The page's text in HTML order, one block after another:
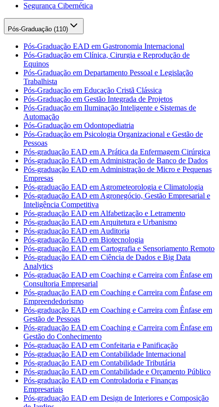
Segurança Cibernética
Pós-Graduação (110)
Pós-Graduação EAD em Gastronomia Internacional
Pós-Graduação em Clínica, Cirurgia e Reprodução de
Equinos
Pós-Graduação em Departamento Pessoal e Legislação
Trabalhista
Pós-Graduação em Educação Cristã Clássica
Pós-Graduação em Gestão Integrada de Projetos
Pós-Graduação em Iluminação Inteligente e Sistemas de
Automação
Pós-Graduação em Odontopediatria
Pós-Graduação em Psicologia Organizacional e Gestão de
Pessoas
Pós-graduação EAD em A Prática da Enfermagem Cirúrgica
Pós-graduação EAD em Administração de Banco de Dados
Pós-graduação EAD em Administração de Micro e Pequenas
Empresas
Pós-graduação EAD em Agrometeorologia e Climatologia
Pós-graduação EAD em Agronegócio, Gestão Empresarial e
Inteligência Competitiva
Pós-graduação EAD em Alfabetização e Letramento
Pós-graduação EAD em Arquitetura e Urbanismo
Pós-graduação EAD em Auditoria
Pós-graduação EAD em Biotecnologia
Pós-graduação EAD em Cartografia e Sensoriamento Remoto
Pós-graduação EAD em Ciência de Dados e Big Data
Analytics
Pós-graduação EAD em Coaching e Carreira com Ênfase em
Consultoria Empresarial
Pós-graduação EAD em Coaching e Carreira com Ênfase em
Empreendedorismo
Pós-graduação EAD em Coaching e Carreira com Ênfase em
Gestão de Pessoas
Pós-graduação EAD em Coaching e Carreira com Ênfase em
Gestão do Conhecimento
Pós-graduação EAD em Confeitaria e Panificação
Pós-graduação EAD em Contabilidade Internacional
Pós-graduação EAD em Contabilidade Tributária
Pós-graduação EAD em Contabilidade e Orçamento Público
Pós-graduação EAD em Controladoria e Finanças
Empresariais
Pós-graduação EAD em Design de Interiores e Composição